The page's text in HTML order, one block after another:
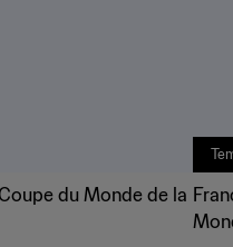
du Monde de la